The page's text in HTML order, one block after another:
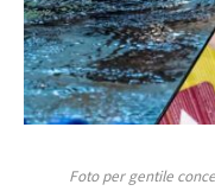
Foto per gentile